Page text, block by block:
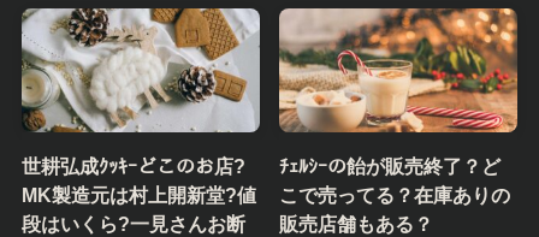
世耕弘成ｸｯｷｰどこのお店?
MK製造元は村上開新堂?値
段はいくら?一見さんお断
ﾁｪﾙｼｰの飴が販売終了？ど
こで売ってる？在庫ありの
販売店舗もある？